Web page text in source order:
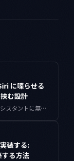
に喋らせる
む設計
Antigravity が生成した App Intent を Siri やアシスタントに無確認で走らせると、破壊的な操作が音声一つで発火します。副作用で3分類し、確認ゲートを機械的に挟む実装と、欠落を push 前に弾く静的チェックをまとめました。
装する:
る方法